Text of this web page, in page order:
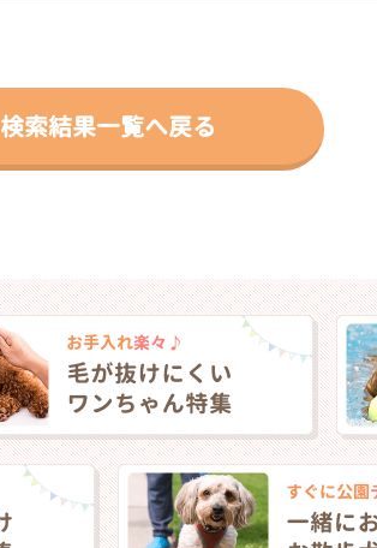
2026年03月06日
検索結果一覧へ戻る